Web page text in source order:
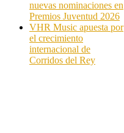
nuevas nominaciones en
Premios Juventud 2026
VHR Music apuesta por
el crecimiento
internacional de
Corridos del Rey